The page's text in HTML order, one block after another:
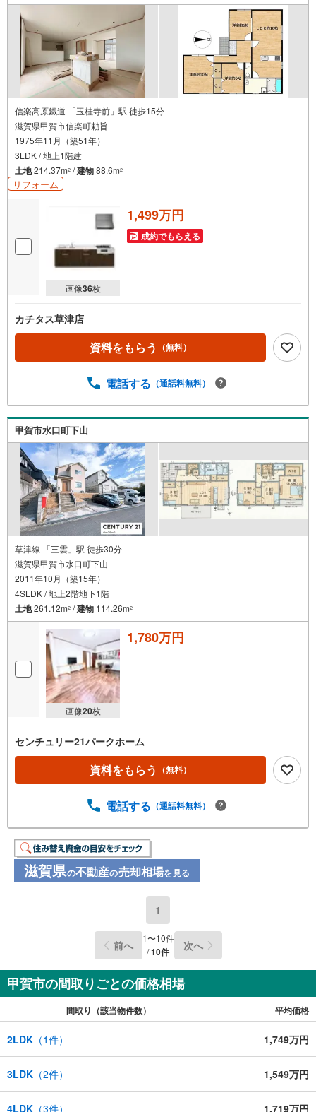
信楽高原鐵道 「玉桂寺前」駅 徒歩15分
滋賀県甲賀市信楽町勅旨
1975年11月（築51年）
3LDK / 地上1階建
土地214.37m2 /建物88.6m2
リフォーム
画像36枚
1,499万円
成約でもらえる
カチタス草津店
資料をもらう （無料）
電話する （通話料無料）
甲賀市水口町下山
草津線 「三雲」駅 徒歩30分
滋賀県甲賀市水口町下山
2011年10月（築15年）
4SLDK / 地上2階地下1階
土地261.12m2 /建物 114.26m2
画像20枚
1,780万円
センチュリー21パークホーム
資料をもらう （無料）
電話する （通話料無料）
滋賀県の不動産の売却相場を見る
1
前へ 1〜10件
/10件 次へ
甲賀市の間取りごとの価格相場
間取り（該当物件数） 平均価格
2LDK （1件） 1,749万円
3LDK （2件） 1,549万円
4LDK （3件） 1,719万円